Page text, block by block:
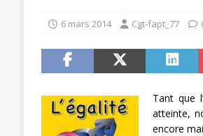
[ 3 avril
POSTAL
[ 19
SECTEUR
[ 16
6 mars 2014 Cgt-fapt_77
Tant que
atteinte,
encore